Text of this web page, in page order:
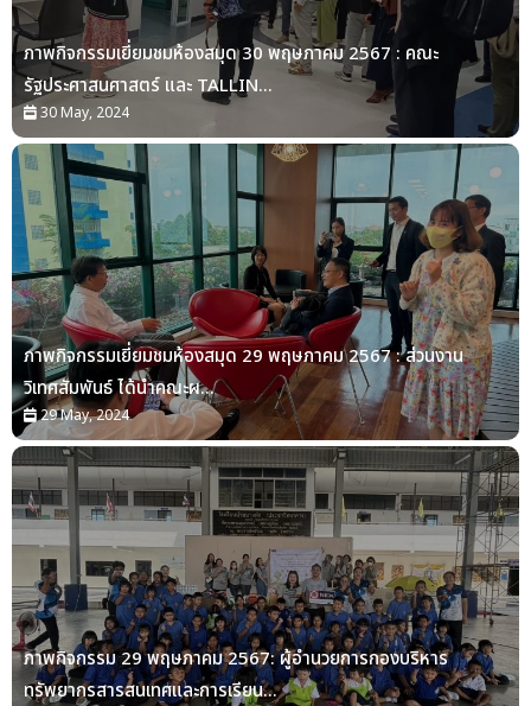
ภาพกิจกรรมเยี่ยมชมห้องสมุด 30 พฤษภาคม 2567 : คณะ
รัฐประศาสนศาสตร์ และ TALLIN...
30 May, 2024
ภาพกิจกรรมเยี่ยมชมห้องสมุด 29 พฤษภาคม 2567 : ส่วนงาน
วิเทศสัมพันธ์ ได้นำคณะผ...
29 May, 2024
ภาพกิจกรรม 29 พฤษภาคม 2567: ผู้อำนวยการกองบริหาร
ทรัพยากรสารสนเทศและการเรียน...